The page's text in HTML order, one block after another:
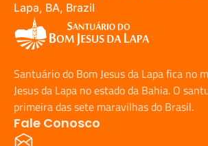
Lapa, BA, Brazil
Santuário do Bom Jesus da Lapa fica no
Jesus da Lapa no estado da Bahia. O
primeira das sete maravilhas do Brasil.
Fale Conosco